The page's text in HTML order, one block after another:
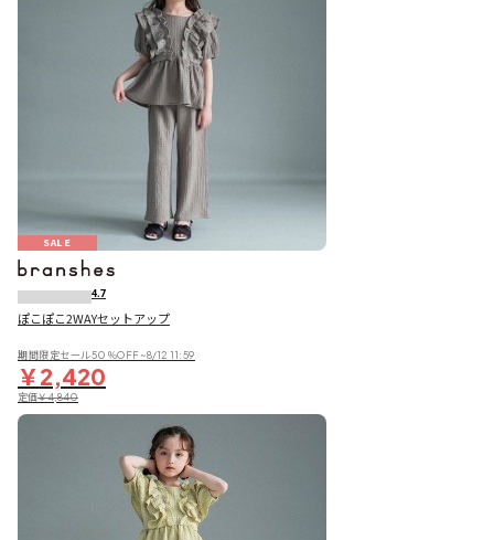
SALE
4.7
ぽこぽこ2WAYセットアップ
期間限定セール50％OFF~8/12 11:59
￥2,420
定価￥4,840